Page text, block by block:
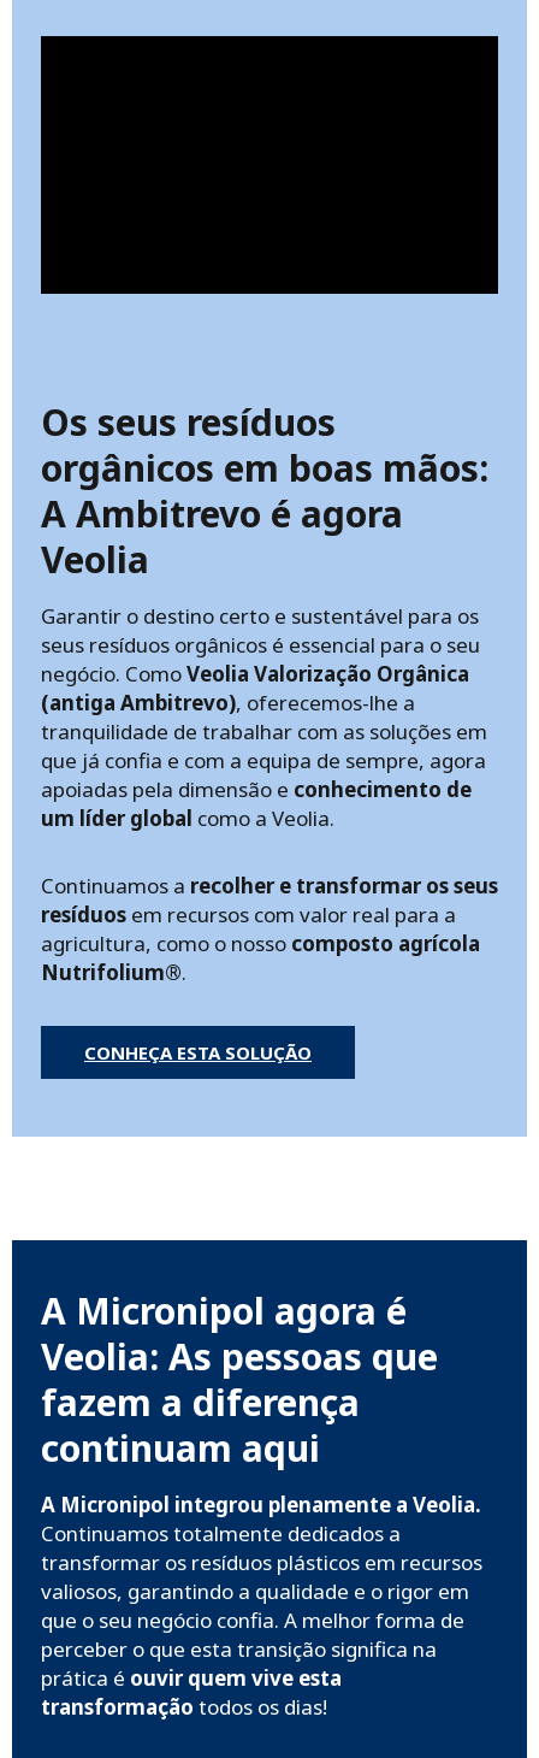
Os seus resíduos
orgânicos em boas mãos:
A Ambitrevo é agora
Veolia
Garantir o destino certo e sustentável para os
seus resíduos orgânicos é essencial para o seu
negócio. ComoVeolia Valorização Orgânica
(antiga Ambitrevo), oferecemos-lhe a
tranquilidade de trabalhar com as soluções em
que já confia e com a equipa de sempre, agora
apoiadas pela dimensão e conhecimento de
um líder global como a Veolia.
Continuamos a recolher e transformar os seus
resíduos em recursos com valor real para a
agricultura, como o nosso composto agrícola
Nutrifolium®.
CONHEÇA ESTA SOLUÇÃO
A Micronipol agora é
Veolia: As pessoas que
fazem a diferença
continuam aqui
A Micronipol integrou plenamente a Veolia.
Continuamos totalmente dedicados a
transformar os resíduos plásticos em recursos
valiosos, garantindo a qualidade e o rigor em
que o seu negócio confia. A melhor forma de
perceber o que esta transição significa na
prática é ouvir quem vive esta
transformação todos os dias!